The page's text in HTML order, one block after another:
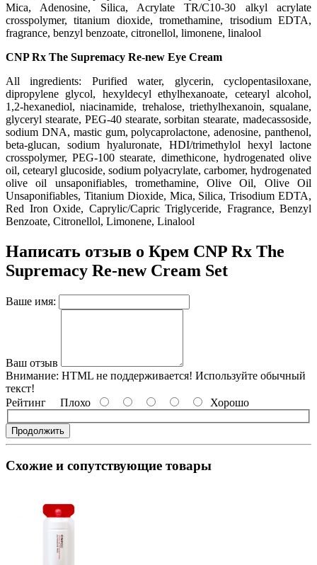
Mica, Adenosine, Silica, Acrylate TR/C10-30 alkyl acrylate
crosspolymer, titanium dioxide, tromethamine, trisodium EDTA,
fragrance, benzyl benzoate, citronellol, limonene, linalool
CNP Rx The Supremacy Re-new Eye Cream
All ingredients: Purified water, glycerin, cyclopentasiloxane,
dipropylene glycol, hexyldecyl ethylhexanoate, cetearyl alcohol,
1 ,2-hexanediol, niacinamide, trehalose, triethylhexanoin, squalane,
glyceryl stearate, PEG-40 stearate, sorbitan stearate, madecassoside,
sodium DNA, mastic gum, polycaprolactone, adenosine, panthenol,
beta-glucan, sodium hyaluronate, HDI/trimethylol hexyl lactone
crosspolymer, PEG-100 stearate, dimethicone, hydrogenated olive
oil, cetearyl glucoside, sodium polyacrylate, carbomer, hydrogenated
olive oil unsaponifiables, tromethamine, Olive Oil, Olive Oil
Unsaponifiables, Titanium Dioxide, Mica, Silica, Trisodium EDTA,
Red Iron Oxide, Caprylic/Capric Triglyceride, Fragrance, Benzyl
Benzoate, Citronellol, Limonene, Linalool
Написать отзыв о Крем CNP Rx The
Supremacy Re-new Cream Set
Ваше имя:
Ваш отзыв
Внимание: HTML не поддерживается! Используйте обычный
текст!
Рейтинг Плохо Хорошо
Продолжить
Схожие и сопутствующие товары